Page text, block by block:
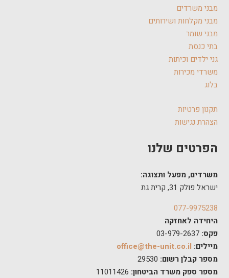
מבני משרדים
מבני מקלחות ושירותים
מבני שומר
בתי כנסת
גני ילדים וכיתות
משרדי מכירות
בלוג
תקנון פרטיות
הצהרת נגישות
הפרטים שלנו
משרדים, מפעל ותצוגה:
ישראל פולק 31, קרית גת
077-9975238
היחידה לאחזקה
פקס: 03-979-2637
מיילים:
מספר קבלן רשום:
מספר ספק משרד הביטחון: